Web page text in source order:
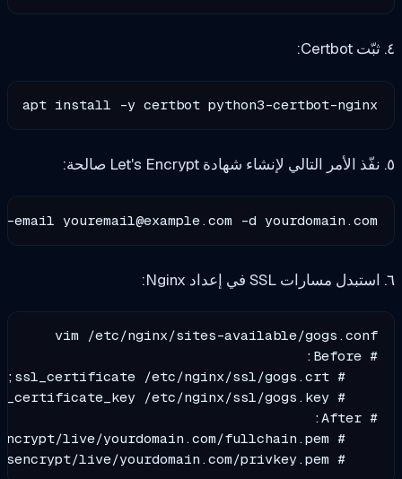
apt install -y certbot python3-certbot-nginx
--email youremail@example.com -d yourdomain.com
vim /etc/nginx/sites-available/gogs.conf
# Before:
    # ssl_certificate /etc/nginx/ssl/gogs.crt;
# After: